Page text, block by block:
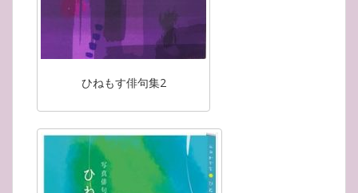
ひねもす俳句集2